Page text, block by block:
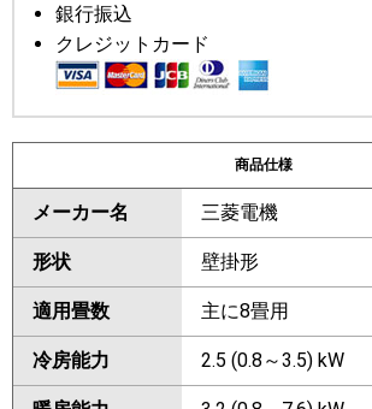
銀行振込
クレジットカード
商品仕様
メーカー名 三菱電機
形状 壁掛形
適用畳数 主に8畳用
冷房能力 2.5 (0.8～3.5) kW